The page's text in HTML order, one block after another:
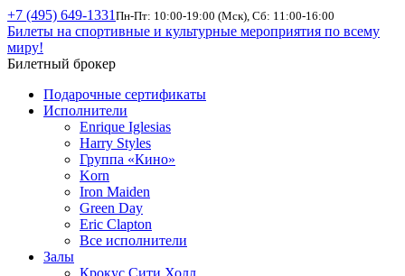
+7 (495) 649-1331 Пн-Пт: 10:00-19:00 (Мск), Сб: 11:00-16:00
Билеты на спортивные и культурные мероприятия по всему
миру!
Билетный брокер
Подарочные сертификаты
Исполнители
Enrique Iglesias
Harry Styles
Группа «Кино»
Korn
Iron Maiden
Green Day
Eric Clapton
Все исполнители
Залы
Крокус Сити Холл